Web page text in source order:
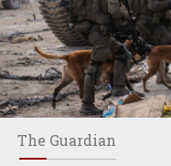
The Guardian